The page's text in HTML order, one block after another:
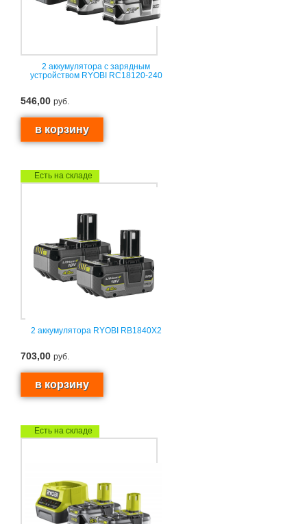
2 аккумулятора с зарядным
устройством RYOBI RC18120-240
546,00 руб.
Есть на складе
2 аккумулятора RYOBI RB1840X2
703,00 руб.
Есть на складе